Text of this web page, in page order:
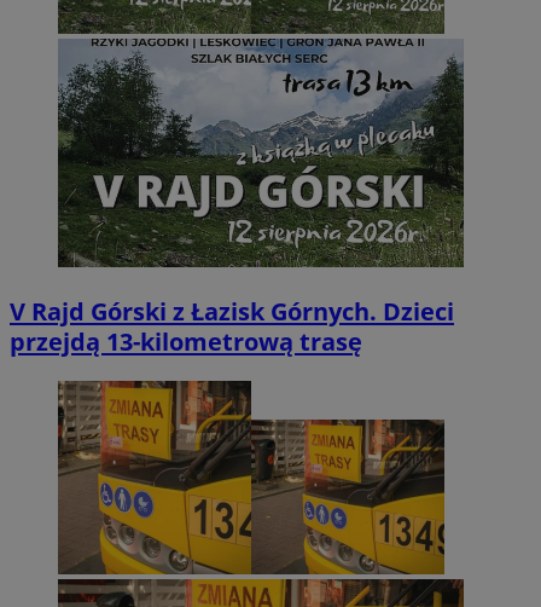
V Rajd Górski z Łazisk Górnych. Dzieci
przejdą 13-kilometrową trasę